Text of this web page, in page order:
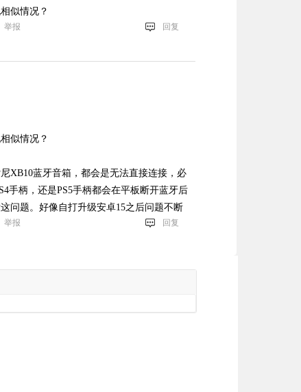
似情况？
回复
举报
似情况？
XB10蓝牙音箱，都会是无法直接连接，必
手柄，还是PS5手柄都会在平板断开蓝牙后
问题。好像自打升级安卓15之后问题不断
回复
举报